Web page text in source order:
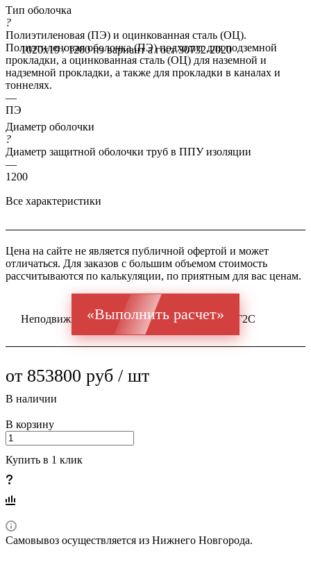
1020x19 / 1200 пэ вариант а гост 30732-2020
Неподвижная опора ППУ ГОСТ 32528 Ст 09Г2С
Тип оболочка
?
Полиэтиленовая (ПЭ) и оцинкованная сталь (ОЦ).
Полиэтиленовая оболочка (ПЭ) подходит для подземной
прокладки, а оцинкованная сталь (ОЦ) для наземной и
надземной прокладки, а также для прокладки в каналах и
тоннелях.
—
ПЭ
Диаметр оболочки
?
Диаметр защитной оболочки труб в ППУ изоляции
—
1200
Все характеристики
Цена на сайте не является публичной офертой и может
отличаться. Для заказов с большим объемом стоимость
рассчитываются по калькуляции, по приятным для вас ценам.
«Выполнить расчет»
от 853800 руб / шт
В наличии
В корзину
Купить в 1 клик
Самовывоз осуществляется из Нижнего Новгорода.